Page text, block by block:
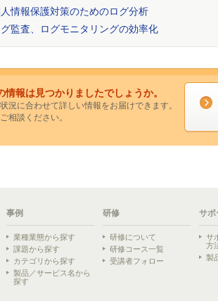
人情報保護対策のためのログ分析
グ監査、ログモニタリングの効率化
情報は見つかりましたでしょうか。
況に合わせて詳しい情報をお届けできます。
相談ください。
事例
業種業態から探す
課題から探す
カテゴリから探す
製品／サービス名から
探す
研修
研修について
研修コース一覧
受講者フォロー
サポ
サ
方
製